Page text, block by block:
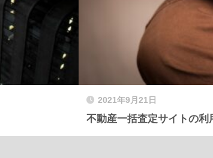
2021年9月21日
不動産一括査定サイトの利